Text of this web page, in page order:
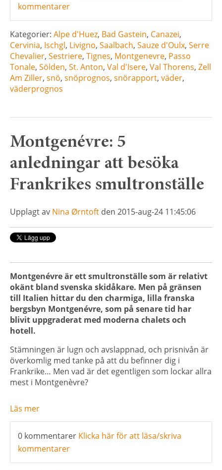
kommentarer
Kategorier: Alpe d'Huez, Bad Gastein, Canazei,
Cervinia, Ischgl, Livigno, Saalbach, Sauze d'Oulx, Serre
Chevalier, Sestriere, Tignes, Montgenevre, Passo
Tonale, Sölden, St. Anton, Val d'Isere, Val Thorens, Zell
Am Ziller, snö, snöprognos, snörapport, väder,
väderprognos
Montgenévre: 5
anledningar att besöka
Frankrikes smultronställe
Upplagt av Nina Ørntoft den 2015-aug-24 11:45:06
Montgenévre är ett smultronställe som är relativt
okänt bland svenska skidåkare. Men på gränsen
till Italien hittar du den charmiga, lilla franska
bergsbyn Montgenévre, som på senare tid har
blivit uppgraderat med moderna chalets och
hotell.
Stämningen är lugn och avslappnad, och prisnivån är
överkomlig med tanke på att du befinner dig i
Frankrike… Men vad är det egentligen som lockar allra
mest i Montgenèvre?
Läs mer
0 kommentarer Klicka här för att läsa/skriva
kommentarer